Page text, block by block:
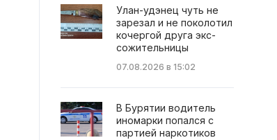
Улан-удэнец чуть не
зарезал и не поколотил
кочергой друга экс-
сожительницы
07.08.2026 в 15:02
В Бурятии водитель
иномарки попался с
партией наркотиков